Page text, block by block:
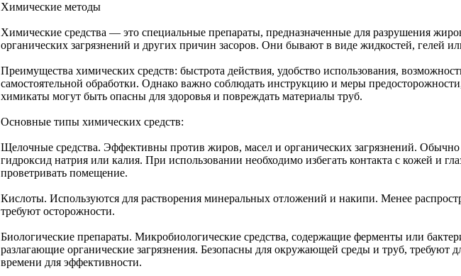
Химические методы
Химические средства — это специальные препараты, предназначенные для разрушения
органических загрязнений и других причин засоров. Они бывают в виде жидкостей, гелей
Преимущества химических средств: быстрота действия, удобство использования,
самостоятельной обработки. Однако важно соблюдать инструкцию и меры
химикаты могут быть опасны для здоровья и повреждать материалы труб.
Основные типы химических средств:
Щелочные средства. Эффективны против жиров, масел и органических загрязнений. Обычно
гидроксид натрия или калия. При использовании необходимо избегать контакта с кожей и
проветривать помещение.
Кислоты. Используются для растворения минеральных отложений и накипи. Менее
требуют осторожности.
Биологические препараты. Микробиологические средства, содержащие ферменты или
разлагающие органические загрязнения. Безопасны для окружающей среды и труб, требуют
времени для эффективности.